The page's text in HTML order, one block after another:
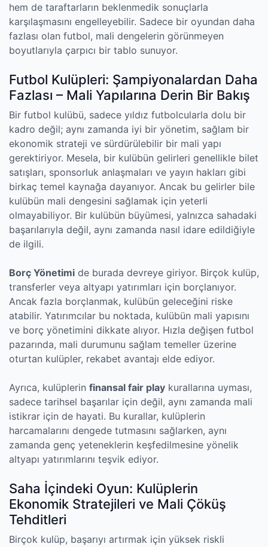
hem de taraftarların beklenmedik sonuçlarla
karşılaşmasını engelleyebilir. Sadece bir oyundan daha
fazlası olan futbol, mali dengelerin görünmeyen
boyutlarıyla çarpıcı bir tablo sunuyor.
Futbol Kulüpleri: Şampiyonalardan Daha
Fazlası – Mali Yapılarına Derin Bir Bakış
Bir futbol kulübü, sadece yıldız futbolcularla dolu bir
kadro değil; aynı zamanda iyi bir yönetim, sağlam bir
ekonomik strateji ve sürdürülebilir bir mali yapı
gerektiriyor. Mesela, bir kulübün gelirleri genellikle bilet
satışları, sponsorluk anlaşmaları ve yayın hakları gibi
birkaç temel kaynağa dayanıyor. Ancak bu gelirler bile
kulübün mali dengesini sağlamak için yeterli
olmayabiliyor. Bir kulübün büyümesi, yalnızca sahadaki
başarılarıyla değil, aynı zamanda nasıl idare edildiğiyle
de ilgili.
Borç Yönetimi de burada devreye giriyor. Birçok kulüp,
transferler veya altyapı yatırımları için borçlanıyor.
Ancak fazla borçlanmak, kulübün geleceğini riske
atabilir. Yatırımcılar bu noktada, kulübün mali yapısını
ve borç yönetimini dikkate alıyor. Hızla değişen futbol
pazarında, mali durumunu sağlam temeller üzerine
oturtan kulüpler, rekabet avantajı elde ediyor.
Ayrıca, kulüplerin finansal fair play kurallarına uyması,
sadece tarihsel başarılar için değil, aynı zamanda mali
istikrar için de hayati. Bu kurallar, kulüplerin
harcamalarını dengede tutmasını sağlarken, aynı
zamanda genç yeteneklerin keşfedilmesine yönelik
altyapı yatırımlarını teşvik ediyor.
Saha İçindeki Oyun: Kulüplerin
Ekonomik Stratejileri ve Mali Çöküş
Tehditleri
Birçok kulüp, başarıyı artırmak için yüksek riskli